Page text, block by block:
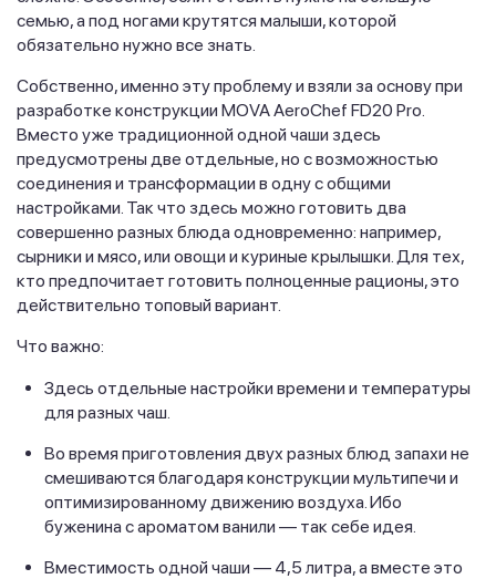
семью, а под ногами крутятся малыши, которой
обязательно нужно все знать.
Собственно, именно эту проблему и взяли за основу при
разработке конструкции MOVA AeroChef FD20 Pro.
Вместо уже традиционной одной чаши здесь
предусмотрены две отдельные, но с возможностью
соединения и трансформации в одну с общими
настройками. Так что здесь можно готовить два
совершенно разных блюда одновременно: например,
сырники и мясо, или овощи и куриные крылышки. Для тех,
кто предпочитает готовить полноценные рационы, это
действительно топовый вариант.
Что важно:
Здесь отдельные настройки времени и температуры
для разных чаш.
Во время приготовления двух разных блюд запахи не
смешиваются благодаря конструкции мультипечи и
оптимизированному движению воздуха. Ибо
буженина с ароматом ванили — так себе идея.
Вместимость одной чаши — 4,5 литра, а вместе это